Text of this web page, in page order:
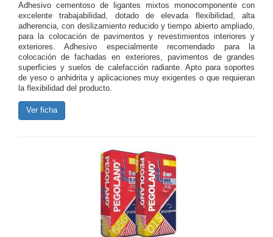
Adhesivo cementoso de ligantes mixtos monocomponente con
excelente trabajabilidad, dotado de elevada flexibilidad, alta
adherencia, con deslizamiento reducido y tiempo abierto ampliado,
para la colocación de pavimentos y revestimientos interiores y
exteriores. Adhesivo especialmente recomendado para la
colocación de fachadas en exteriores, pavimentos de grandes
superficies y suelos de calefacción radiante. Apto para soportes
de yeso o anhidrita y aplicaciones muy exigentes o que requieran
la flexibilidad del producto.
Ver ficha